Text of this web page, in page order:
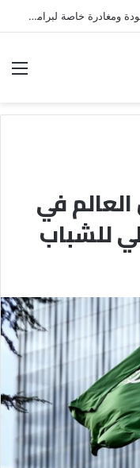
خاصة لبرامج الاستشفاء والتأهيل
في
للشباب